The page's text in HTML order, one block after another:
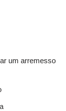
um arremesso